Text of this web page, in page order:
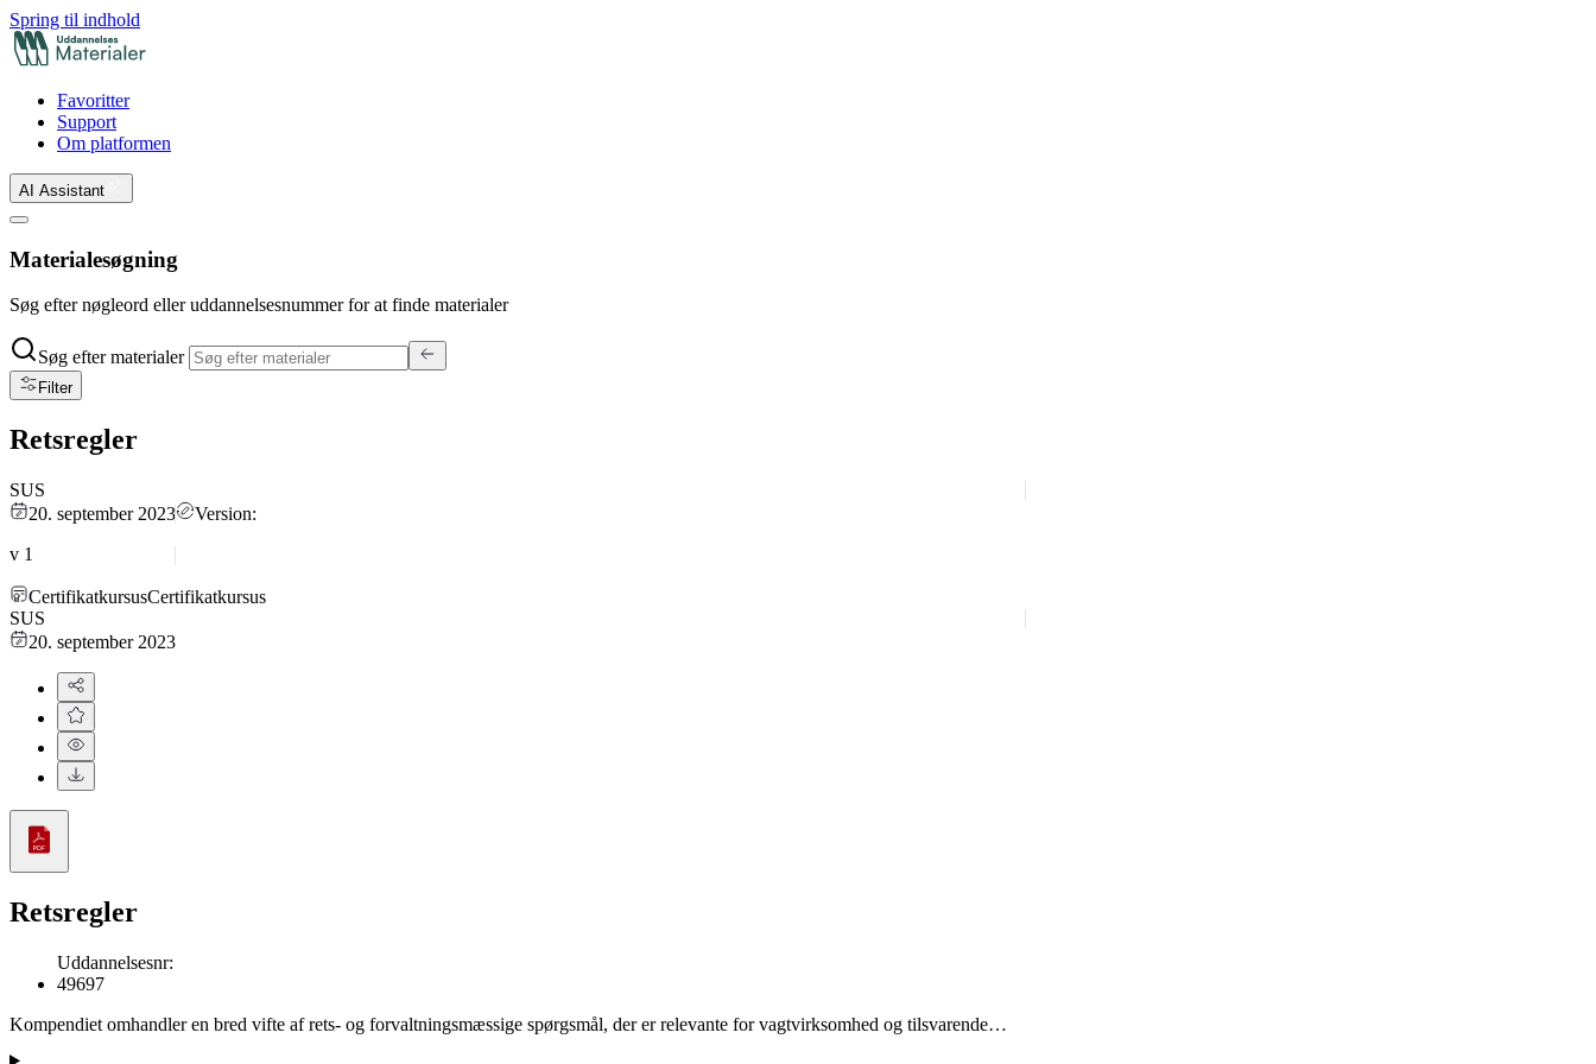
Spring til indhold
Favoritter
Support
Om platformen
AI Assistant
Materialesøgning
Søg efter nøgleord eller uddannelsesnummer for at finde materialer
Søg efter materialer
Filter
Retsregler
SUS
20. september 2023
Version:
v 1
CertifikatkursusCertifikatkursus
SUS
20. september 2023
Retsregler
Uddannelsesnr:
49697
Kompendiet omhandler en bred vifte af rets- og forvaltningsmæssige spørgsmål, der er relevante for vagtvirksomhed og tilsvarende